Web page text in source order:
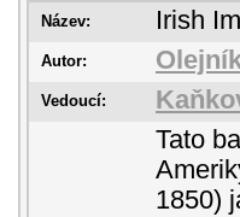
Název: Irish
Autor:
Vedoucí:
Tato
1850)